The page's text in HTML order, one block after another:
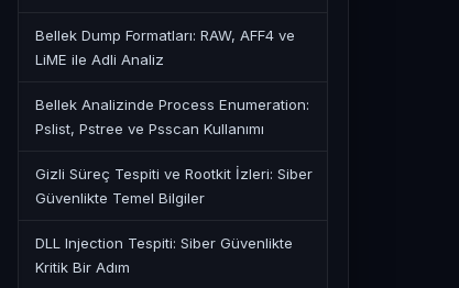
Bellek Dump Formatları: RAW, AFF4 ve
LiME ile Adli Analiz
Bellek Analizinde Process Enumeration:
Pslist, Pstree ve Psscan Kullanımı
Gizli Süreç Tespiti ve Rootkit İzleri: Siber
Güvenlikte Temel Bilgiler
DLL Injection Tespiti: Siber Güvenlikte
Kritik Bir Adım